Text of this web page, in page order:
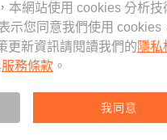
訂閱 有聲書 文學小說
𠊎屋下个番檨樹［摘錄
主播
資深媒體人李旺台，回
記憶和當代故事。
本網站使用 cookies 分析技
示您同意我們使用 cookies
更新資訊請閱讀我們的 隱私
服務條款 。
我同意